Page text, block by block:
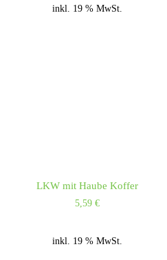
inkl. 19 % MwSt.
LKW mit Haube Koffer
5,59€
inkl. 19 % MwSt.